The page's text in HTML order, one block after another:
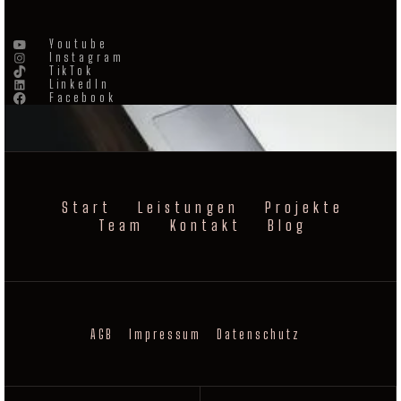
Youtube
Instagram
TikTok
LinkedIn
Facebook
Start Leistungen
Projekte
Team
Kontakt Blog
AGB Impressum Datenschutz